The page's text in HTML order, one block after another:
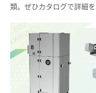
類。ぜひカタログで詳細